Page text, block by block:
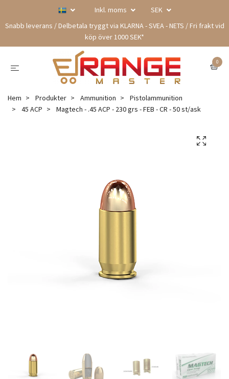
Inkl. moms
SEK
Snabb leverans / Delbetala tryggt via KLARNA - SVEA - NETS / Fri frakt vid
köp över 1000 SEK*
0
Hem Produkter Ammunition
Pistolammunition
45 ACP
Magtech - .45 ACP - 230 grs - FEB - CR - 50 st/ask